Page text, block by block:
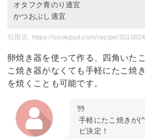
オタフク青のり適宜
かつおぶし適宜
引用元: https://cookpad.com/recipe/3510824
卵焼き器を使って作る、四角いた
こ焼き器がなくても手軽にたこ焼
を焼くことも可能です。
手軽にたこ焼きが
ピ決定！